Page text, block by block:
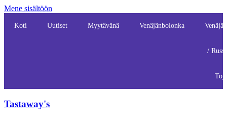
Mene sisältöön
Koti Uutiset Myytävänä Venäjänbolonka
/
Toy
Tastaway's